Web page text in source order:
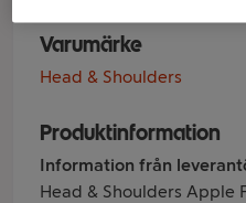
Varumärke
Head & Shoulders
Produktinformation
Information från
Head & Shoulders Apple